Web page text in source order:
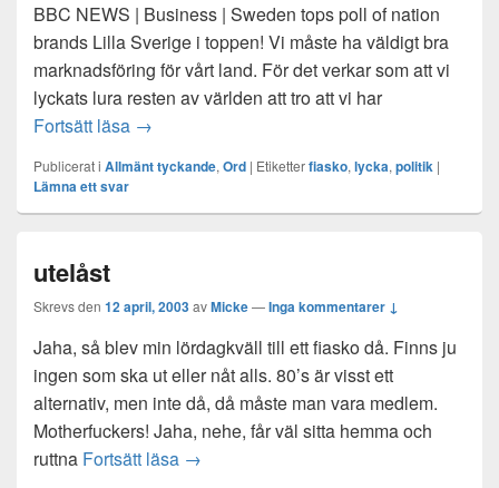
BBC NEWS | Business | Sweden tops poll of nation
brands Lilla Sverige i toppen! Vi måste ha väldigt bra
marknadsföring för vårt land. För det verkar som att vi
lyckats lura resten av världen att tro att vi har
Fortsätt läsa BBC NEWS | Business | Sweden tops poll of
→
Publicerat i Allmänt tyckande, Ord | Etiketterfiasko, lycka, politik |
Lämna ett svar
utelåst
Skrevs den 12 april, 2003avMicke—Inga kommentarer ↓
Jaha, så blev min lördagkväll till ett fiasko då. Finns ju
ingen som ska ut eller nåt alls. 80’s är visst ett
alternativ, men inte då, då måste man vara medlem.
Motherfuckers! Jaha, nehe, får väl sitta hemma och
ruttna Fortsätt läsa utelåst
→